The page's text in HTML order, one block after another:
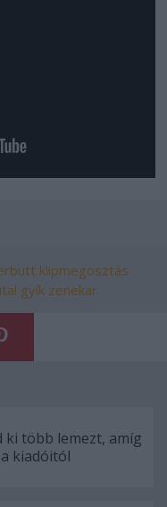
klipmegosztás
gyík zenekar
ki több lemezt, amíg
kiadóitól